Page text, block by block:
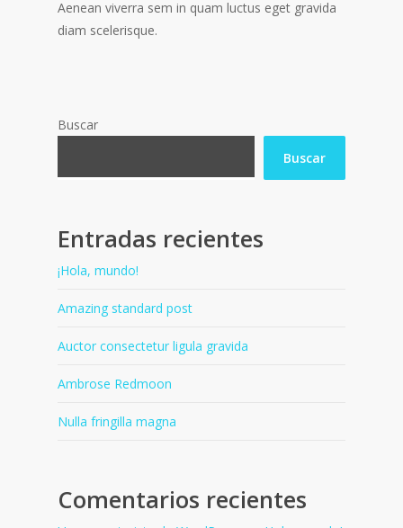
Aenean viverra sem in quam luctus eget gravida
diam scelerisque.
Buscar
Buscar
Entradas recientes
¡Hola, mundo!
Amazing standard post
Auctor consectetur ligula gravida
Ambrose Redmoon
Nulla fringilla magna
Comentarios recientes